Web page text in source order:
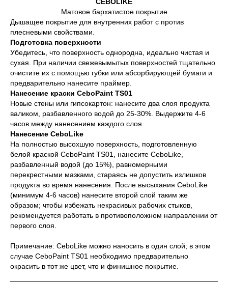
Матовое бархатистое покрытие
Дышащее покрытие для внутренних работ с против
плесневыми свойствами.
Подготовка поверхности
Убедитесь, что поверхность однородна, идеально чистая и
сухая. При наличии свежевымытых поверхностей тщательно
очистите их с помощью губки или абсорбирующей бумаги и
предварительно нанесите праймер.
Нанесение краски CeboPaint TS01
Новые стены или гипсокартон: нанесите два слоя продукта
валиком, разбавленного водой до 25-30%. Выдержите 4-6
часов между нанесением каждого слоя.
Нанесение CeboLike
На полностью высохшую поверхность, подготовленную
белой краской CeboPaint TS01, нанесите CeboLike,
разбавленный водой (до 15%), равномерными
перекрестными мазками, стараясь не допустить излишков
продукта во время нанесения. После высыхания CeboLike
(минимум 4-6 часов) нанесите второй слой таким же
образом; чтобы избежать некрасивых рабочих стыков,
рекомендуется работать в противоположном направлении от
первого слоя.
Примечание: CeboLike можно наносить в один слой; в этом
случае CeboPaint TS01 необходимо предварительно
окрасить в тот же цвет, что и финишное покрытие.